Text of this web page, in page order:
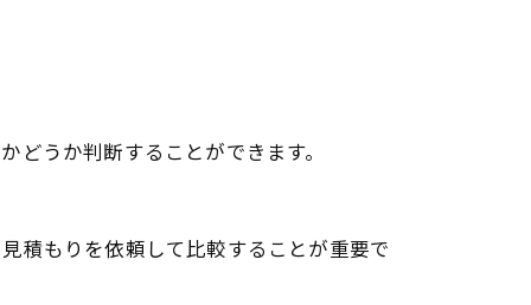
うか判断することができます。
積もりを依頼して比較することが重要で